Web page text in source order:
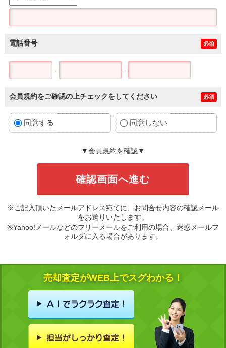
電話番号 必須
- -
会員規約をご確認の上チェックをしてください 必須
同意する 同意しない
▼会員規約を確認▼
※ご記入頂いたメールアドレス宛てに、お問合せ内容の確認メール
をお送りいたします。
※Yahoo!メールなどのフリーメールをご利用の場合、迷惑メールフ
ォルダに入る場合があります。
売却査定がWEB上でスグわかる！